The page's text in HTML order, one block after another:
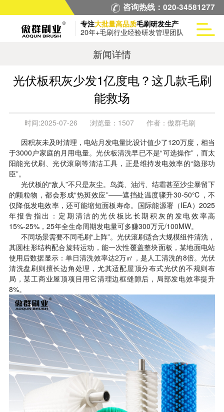
咨询热线：020-34581277
专注大批量高品质毛刷研发生产
20年+毛刷行业经验研发管理团队
新闻详情
光伏板积灰少发1亿度电？这几款毛刷
能救场
时间:2025-07-26 浏览量： 1507 作者： 傲群毛刷
因积灰未及时清理，电站月发电量比设计值少了120万度，相当
于3000户家庭的月用电量。光伏板清洗早已不是“可选操作”，而太
阳能光伏刷、光伏滚刷等清洁工具，正是维持发电效率的“隐形功
臣”。
光伏板的“敌人”不只是灰尘。鸟粪、油污、结霜甚至沙尘暴留下
的颗粒物，都会形成“热斑效应”——遮挡处温度骤升30-50℃，不
仅降低发电效率，还可能缩短面板寿命。国际能源署（IEA）2025
年报告指出：定期清洁的光伏板比长期积灰的发电效率高
15%-25%，25年全生命周期发电量可多赚300万元/100MW。
不同场景需要不同毛刷“上阵”。光伏滚刷适合大规模组件清洗，
其圆柱形结构配合旋转运动，能一次性覆盖整块面板，某地面电站
使用后数据显示：单日清洗效率达2万㎡，是人工清洗的8倍。光伏
清洗盘刷则擅长边角处理，尤其适配屋顶分布式光伏的不规则布
局，某工商业屋顶项目用它清理边框缝隙后，局部发电效率提升
8%。